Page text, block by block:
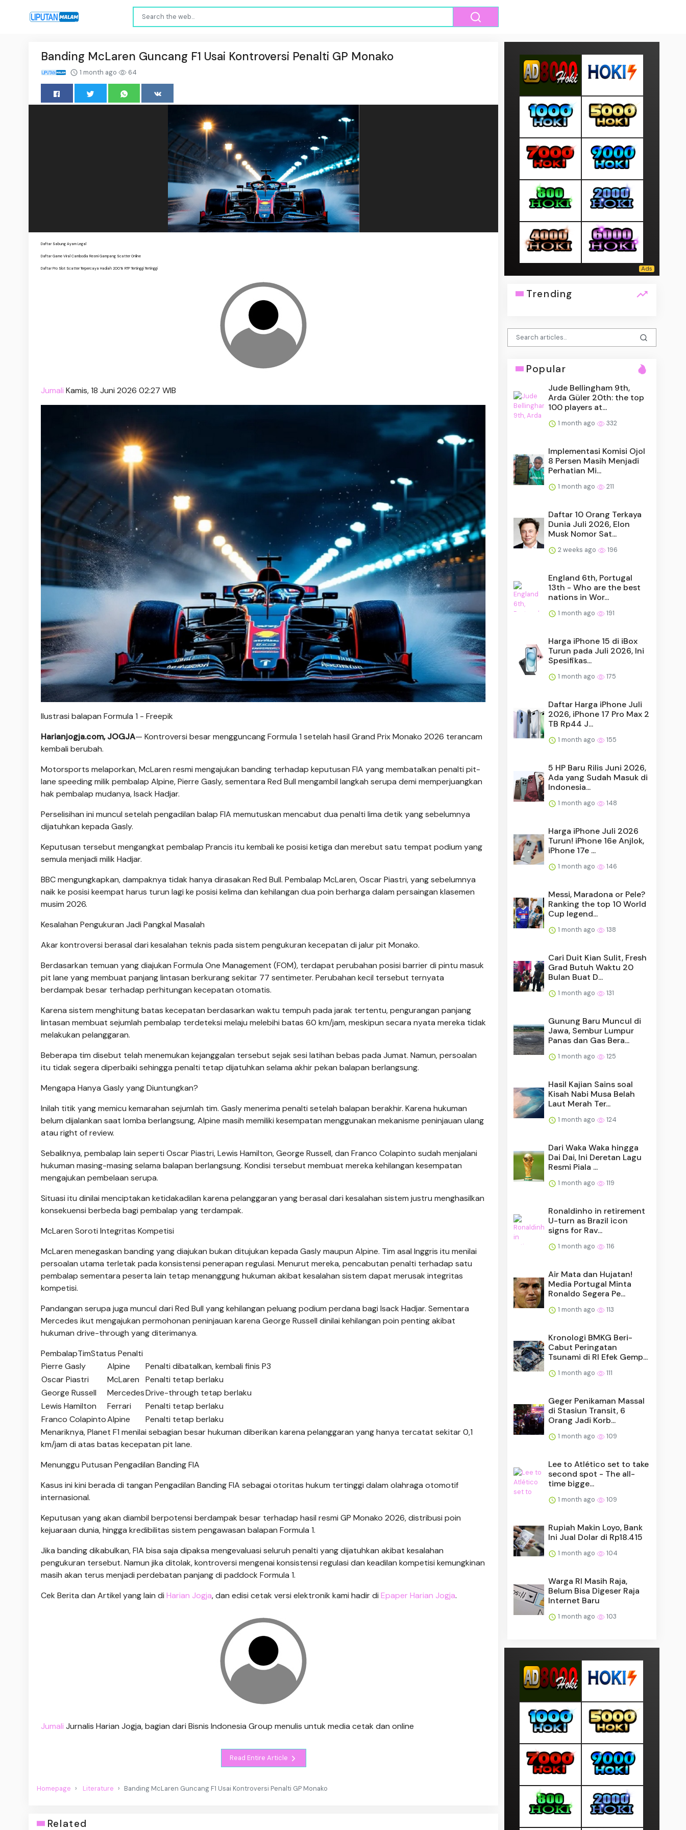
Banding McLaren Guncang F1 Usai Kontroversi Penalti GP Monako
1 month ago 64
Daftar Sabung Ayam Legal
Daftar Game Viral Cambodia Resmi Gampang Scatter Online
Daftar Pro Slot Scatter Terpercaya Hadiah 200% RTP Tertinggi Tertinggi
Jumali Kamis, 18 Juni 2026 02:27 WIB
Ilustrasi balapan Formula 1 - Freepik
Harianjogja.com, JOGJA— Kontroversi besar mengguncang Formula 1 setelah hasil Grand Prix Monako 2026 terancam
kembali berubah.
Motorsports melaporkan, McLaren resmi mengajukan banding terhadap keputusan FIA yang membatalkan penalti pit-
lane speeding milik pembalap Alpine, Pierre Gasly, sementara Red Bull mengambil langkah serupa demi memperjuangkan
hak pembalap mudanya, Isack Hadjar.
Perselisihan ini muncul setelah pengadilan balap FIA memutuskan mencabut dua penalti lima detik yang sebelumnya
dijatuhkan kepada Gasly.
Keputusan tersebut mengangkat pembalap Prancis itu kembali ke posisi ketiga dan merebut satu tempat podium yang
semula menjadi milik Hadjar.
BBC mengungkapkan, dampaknya tidak hanya dirasakan Red Bull. Pembalap McLaren, Oscar Piastri, yang sebelumnya
naik ke posisi keempat harus turun lagi ke posisi kelima dan kehilangan dua poin berharga dalam persaingan klasemen
musim 2026.
Kesalahan Pengukuran Jadi Pangkal Masalah
Akar kontroversi berasal dari kesalahan teknis pada sistem pengukuran kecepatan di jalur pit Monako.
Berdasarkan temuan yang diajukan Formula One Management (FOM), terdapat perubahan posisi barrier di pintu masuk
pit lane yang membuat panjang lintasan berkurang sekitar 77 sentimeter. Perubahan kecil tersebut ternyata
berdampak besar terhadap perhitungan kecepatan otomatis.
Karena sistem menghitung batas kecepatan berdasarkan waktu tempuh pada jarak tertentu, pengurangan panjang
lintasan membuat sejumlah pembalap terdeteksi melaju melebihi batas 60 km/jam, meskipun secara nyata mereka tidak
melakukan pelanggaran.
Beberapa tim disebut telah menemukan kejanggalan tersebut sejak sesi latihan bebas pada Jumat. Namun, persoalan
itu tidak segera diperbaiki sehingga penalti tetap dijatuhkan selama akhir pekan balapan berlangsung.
Mengapa Hanya Gasly yang Diuntungkan?
Inilah titik yang memicu kemarahan sejumlah tim. Gasly menerima penalti setelah balapan berakhir. Karena hukuman
belum dijalankan saat lomba berlangsung, Alpine masih memiliki kesempatan menggunakan mekanisme peninjauan ulang
atau right of review.
Sebaliknya, pembalap lain seperti Oscar Piastri, Lewis Hamilton, George Russell, dan Franco Colapinto sudah menjalani
hukuman masing-masing selama balapan berlangsung. Kondisi tersebut membuat mereka kehilangan kesempatan
mengajukan pembelaan serupa.
Situasi itu dinilai menciptakan ketidakadilan karena pelanggaran yang berasal dari kesalahan sistem justru menghasilkan
konsekuensi berbeda bagi pembalap yang terdampak.
McLaren Soroti Integritas Kompetisi
McLaren menegaskan banding yang diajukan bukan ditujukan kepada Gasly maupun Alpine. Tim asal Inggris itu menilai
persoalan utama terletak pada konsistensi penerapan regulasi. Menurut mereka, pencabutan penalti terhadap satu
pembalap sementara peserta lain tetap menanggung hukuman akibat kesalahan sistem dapat merusak integritas
kompetisi.
Pandangan serupa juga muncul dari Red Bull yang kehilangan peluang podium perdana bagi Isack Hadjar. Sementara
Mercedes ikut mengajukan permohonan peninjauan karena George Russell dinilai kehilangan poin penting akibat
hukuman drive-through yang diterimanya.
PembalapTimStatus Penalti
Pierre Gasly
Alpine
Penalti dibatalkan, kembali finis P3
Oscar Piastri
McLaren
Penalti tetap berlaku
George Russell
MercedesDrive-through tetap berlaku
Lewis Hamilton
Ferrari
Penalti tetap berlaku
Franco ColapintoAlpine
Penalti tetap berlaku
Menariknya, Planet F1 menilai sebagian besar hukuman diberikan karena pelanggaran yang hanya tercatat sekitar 0,1
km/jam di atas batas kecepatan pit lane.
Menunggu Putusan Pengadilan Banding FIA
Kasus ini kini berada di tangan Pengadilan Banding FIA sebagai otoritas hukum tertinggi dalam olahraga otomotif
internasional.
Keputusan yang akan diambil berpotensi berdampak besar terhadap hasil resmi GP Monako 2026, distribusi poin
kejuaraan dunia, hingga kredibilitas sistem pengawasan balapan Formula 1.
Jika banding dikabulkan, FIA bisa saja dipaksa mengevaluasi seluruh penalti yang dijatuhkan akibat kesalahan
pengukuran tersebut. Namun jika ditolak, kontroversi mengenai konsistensi regulasi dan keadilan kompetisi kemungkinan
masih akan terus menjadi perdebatan panjang di paddock Formula 1.
Cek Berita dan Artikel yang lain di Harian Jogja, dan edisi cetak versi elektronik kami hadir di Epaper Harian Jogja.
Jumali Jurnalis Harian Jogja, bagian dari Bisnis Indonesia Group menulis untuk media cetak dan online
Read Entire Article
Homepage Literature Banding McLaren Guncang F1 Usai Kontroversi Penalti GP Monako
Related
Trending
Popular
Jude Bellingham 9th,
Arda Güler 20th: the top
100 players at...
1 month ago 332
Implementasi Komisi Ojol
8 Persen Masih Menjadi
Perhatian Mi...
1 month ago 211
Daftar 10 Orang Terkaya
Dunia Juli 2026, Elon
Musk Nomor Sat...
2 weeks ago 196
England 6th, Portugal
13th - Who are the best
nations in Wor...
1 month ago 191
Harga iPhone 15 di iBox
Turun pada Juli 2026, Ini
Spesifikas...
1 month ago 175
Daftar Harga iPhone Juli
2026, iPhone 17 Pro Max 2
TB Rp44 J...
1 month ago 155
5 HP Baru Rilis Juni 2026,
Ada yang Sudah Masuk di
Indonesia...
1 month ago 148
Harga iPhone Juli 2026
Turun! iPhone 16e Anjlok,
iPhone 17e ...
1 month ago 146
Messi, Maradona or Pele?
Ranking the top 10 World
Cup legend...
1 month ago 138
Cari Duit Kian Sulit, Fresh
Grad Butuh Waktu 20
Bulan Buat D...
1 month ago 131
Gunung Baru Muncul di
Jawa, Sembur Lumpur
Panas dan Gas Bera...
1 month ago 125
Hasil Kajian Sains soal
Kisah Nabi Musa Belah
Laut Merah Ter...
1 month ago 124
Dari Waka Waka hingga
Dai Dai, Ini Deretan Lagu
Resmi Piala ...
1 month ago 119
Ronaldinho in retirement
U-turn as Brazil icon
signs for Rav...
1 month ago 116
Air Mata dan Hujatan!
Media Portugal Minta
Ronaldo Segera Pe...
1 month ago 113
Kronologi BMKG Beri-
Cabut Peringatan
Tsunami di RI Efek Gemp...
1 month ago 111
Geger Penikaman Massal
di Stasiun Transit, 6
Orang Jadi Korb...
1 month ago 109
Lee to Atlético set to take
second spot - The all-
time bigge...
1 month ago 109
Rupiah Makin Loyo, Bank
Ini Jual Dolar di Rp18.415
1 month ago 104
Warga RI Masih Raja,
Belum Bisa Digeser Raja
Internet Baru
1 month ago 103